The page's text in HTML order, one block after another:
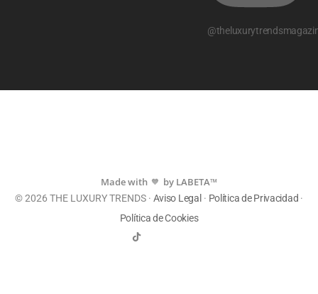
Made with 💙 by LABETA™
© 2026 THE LUXURY TRENDS · Aviso Legal · Política de Privacidad ·
Política de Cookies